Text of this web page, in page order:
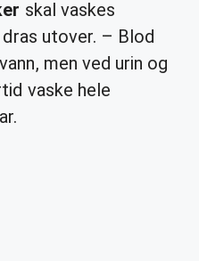
skal vaskes
utover. – Blod
men ved urin og
vaske hele